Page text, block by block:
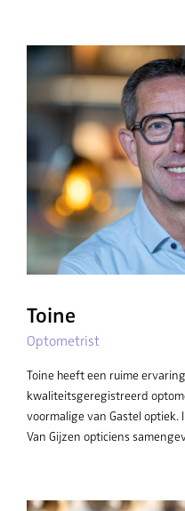
Toine
Optometrist
Toine heeft een ruime
kwaliteitsgeregistreerd
voormalige van Gastel optiek.
Van Gijzen opticiens